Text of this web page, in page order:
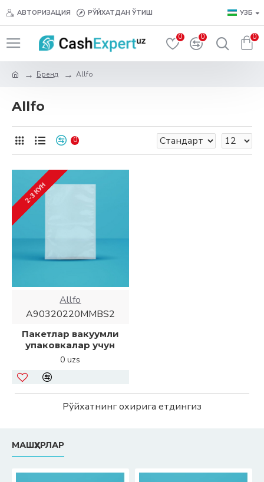
АВТОРИЗАЦИЯ РЎЙХАТДАН ЎТИШ УЗБ
0 0 0
Бренд Allfo
Allfo
0
2-3 КУН
Allfo
A90320220MMBS2
Пакетлар вакуумли
упаковкалар учун
0 uzs
Рўйхатнинг охирига етдингиз
МАШҲУРЛАР